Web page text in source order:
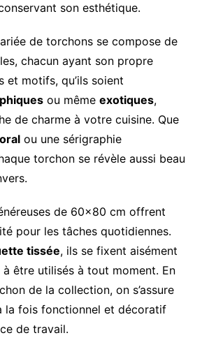
son esthétique.
de torchons se compose de
chacun ayant son propre
et motifs, qu’ils soient
ou même exotiques,
de charme à votre cuisine. Que
ou une sérigraphie
torchon se révèle aussi beau
de 60×80 cm offrent
pour les tâches quotidiennes.
tissée, ils se fixent aisément
être utilisés à tout moment. En
de la collection, on s’assure
la fois fonctionnel et décoratif
de travail.